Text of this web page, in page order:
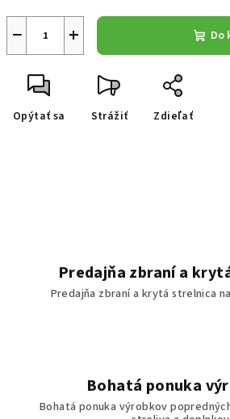
+
− Do
Opýtať sa Strážiť Zdieľať
Predajňa zbraní a
Predajňa zbraní a krytá strelnica
Bohatá ponuka
Bohatá ponuka výrobkov